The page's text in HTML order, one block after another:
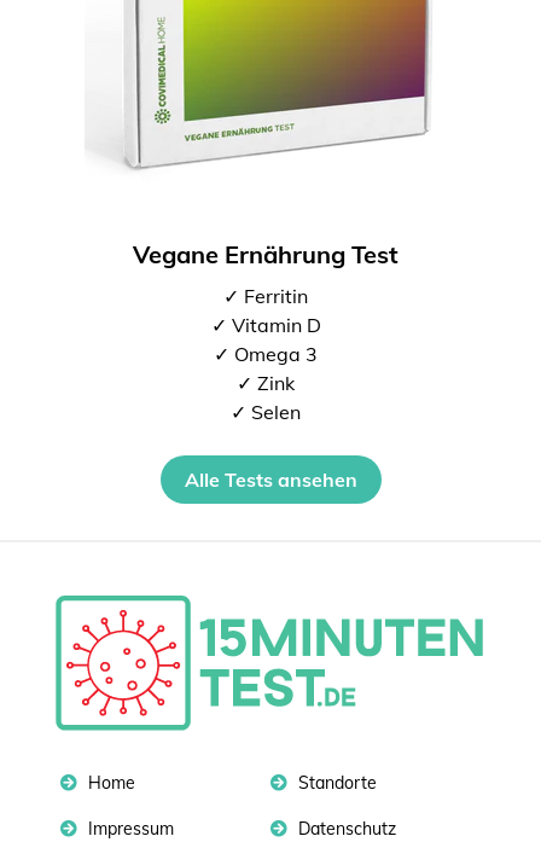
Vegane Ernährung Test
✓ Ferritin
✓ Vitamin D
✓ Omega 3
✓ Zink
✓ Selen
Alle Tests ansehen
Home Standorte
Impressum Datenschutz